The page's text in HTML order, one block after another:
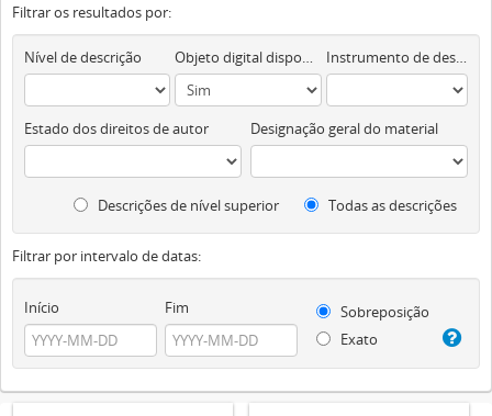
Filtrar os resultados por:
Nível de descrição Objeto digital disponível Instrumento de descrição documental
Estado dos direitos de autor Designação geral do material
Descrições de nível superior Todas as descrições
Filtrar por intervalo de datas:
Início Fim
Sobreposição
Exato